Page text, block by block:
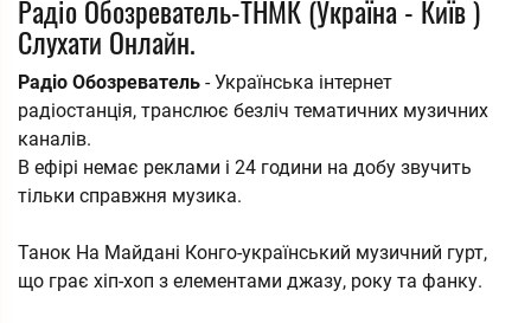
Радіо Обозреватель-ТНМК (Україна - Київ )
Слухати Онлайн.
Радіо Обозреватель - Українська інтернет
радіостанція, транслює безліч тематичних музичних
каналів.
В ефірі немає реклами і 24 години на добу звучить
тільки справжня музика.
Танок На Майдані Конго-український музичний гурт,
що грає хіп-хоп з елементами джазу, року та фанку.